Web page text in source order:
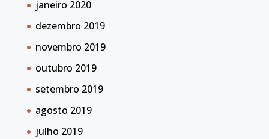
janeiro 2020
dezembro 2019
novembro 2019
outubro 2019
setembro 2019
agosto 2019
julho 2019